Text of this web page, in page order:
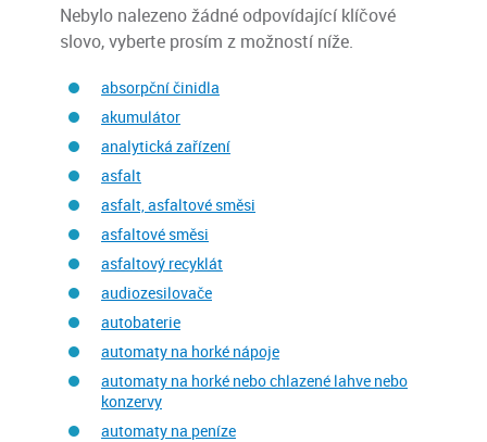
Nebylo nalezeno žádné odpovídající klíčové
slovo, vyberte prosím z možností níže.
absorpční činidla
akumulátor
analytická zařízení
asfalt
asfalt, asfaltové směsi
asfaltové směsi
asfaltový recyklát
audiozesilovače
autobaterie
automaty na horké nápoje
automaty na horké nebo chlazené lahve nebo
konzervy
automaty na peníze